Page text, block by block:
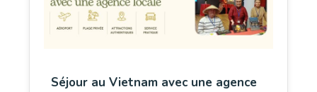
Séjour au Vietnam avec une agence